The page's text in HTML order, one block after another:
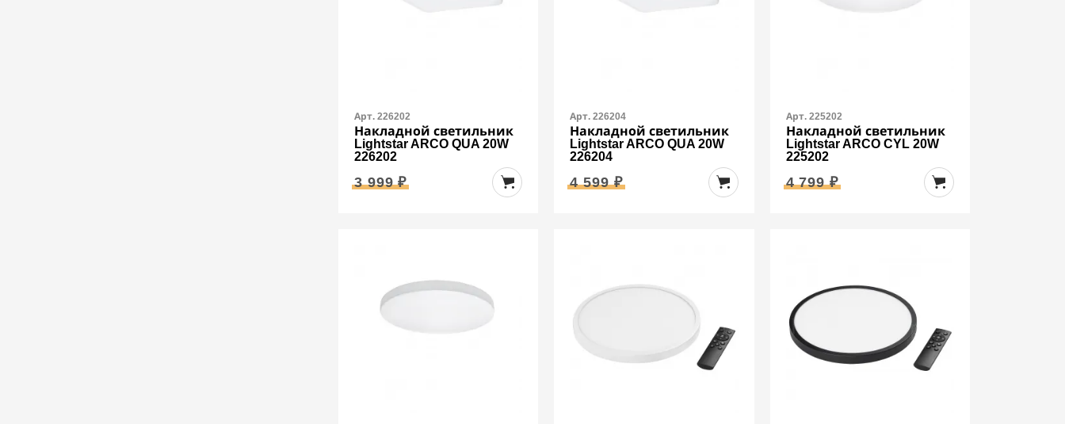
Арт. 226202
Накладной светильник
Lightstar ARCO QUA 20W
226202
3 999 ₽
Арт. 226204
Накладной светильник
Lightstar ARCO QUA 20W
226204
4 599 ₽
Арт. 225202
Накладной светильник
Lightstar ARCO CYL 20W
225202
4 799 ₽